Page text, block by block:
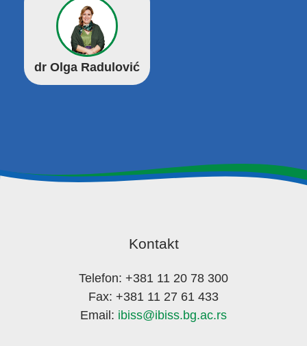
dr Olga Radulović
Kontakt
Telefon: +381 11 20 78 300
Fax: +381 11 27 61 433
Email: ibiss@ibiss.bg.ac.rs